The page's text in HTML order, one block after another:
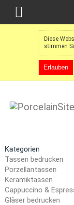
Diese
stimmen
Erlauben
Kategorien
Tassen bedrucken
Porzellantassen
Keramiktassen
Cappuccino &
Gläser bedrucken